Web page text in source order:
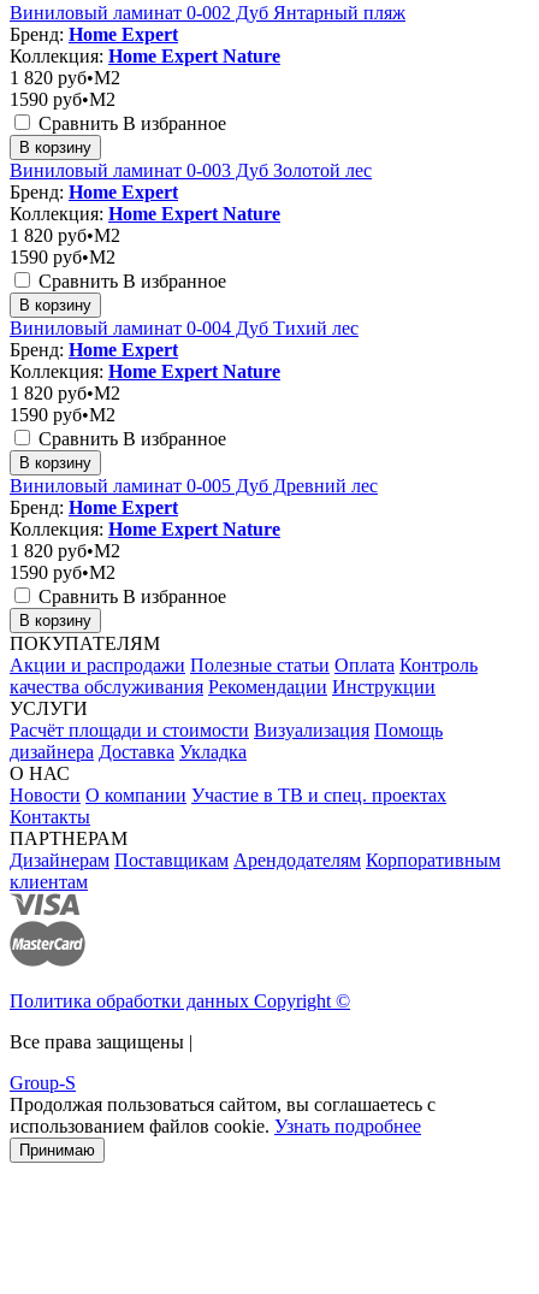
Виниловый ламинат 0-002 Дуб Янтарный пляж
Бренд: Home Expert
Коллекция: Home Expert Nature
1 820 руб•M2
1590 руб•M2
Сравнить В избранное
В корзину
Виниловый ламинат 0-003 Дуб Золотой лес
Бренд: Home Expert
Коллекция: Home Expert Nature
1 820 руб•M2
1590 руб•M2
Сравнить В избранное
В корзину
Виниловый ламинат 0-004 Дуб Тихий лес
Бренд: Home Expert
Коллекция: Home Expert Nature
1 820 руб•M2
1590 руб•M2
Сравнить В избранное
В корзину
Виниловый ламинат 0-005 Дуб Древний лес
Бренд: Home Expert
Коллекция: Home Expert Nature
1 820 руб•M2
1590 руб•M2
Сравнить В избранное
В корзину
ПОКУПАТЕЛЯМ
Акции и распродажи Полезные статьи Оплата Контроль
качества обслуживания Рекомендации Инструкции
УСЛУГИ
Расчёт площади и стоимости Визуализация Помощь
дизайнера Доставка Укладка
О НАС
Новости О компании Участие в ТВ и спец. проектах
Контакты
ПАРТНЕРАМ
Дизайнерам Поставщикам Арендодателям Корпоративным
клиентам
Политика обработки данных Copyright ©
Все права защищены |
Group-S
Продолжая пользоваться сайтом, вы соглашаетесь с
использованием файлов cookie. Узнать подробнее
Принимаю